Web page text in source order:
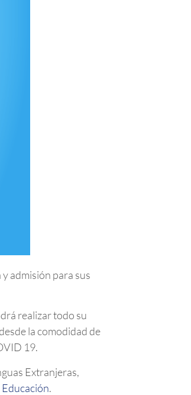
admisión para sus
realizar todo su
la comodidad de
19.
Extranjeras,
Educación.